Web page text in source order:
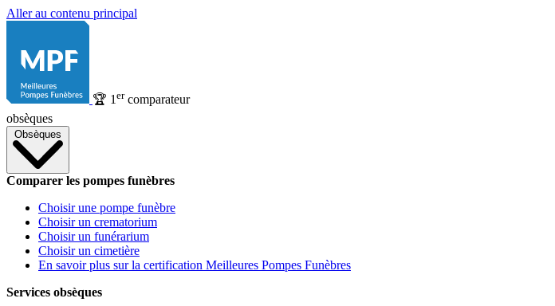
Aller au contenu principal
🏆 1 ercomparateur
obsèques
Obsèques
Comparer les pompes funèbres
Choisir une pompe funèbre
Choisir un crematorium
Choisir un funérarium
Choisir un cimetière
En savoir plus sur la certification Meilleures Pompes Funèbres
Services obsèques